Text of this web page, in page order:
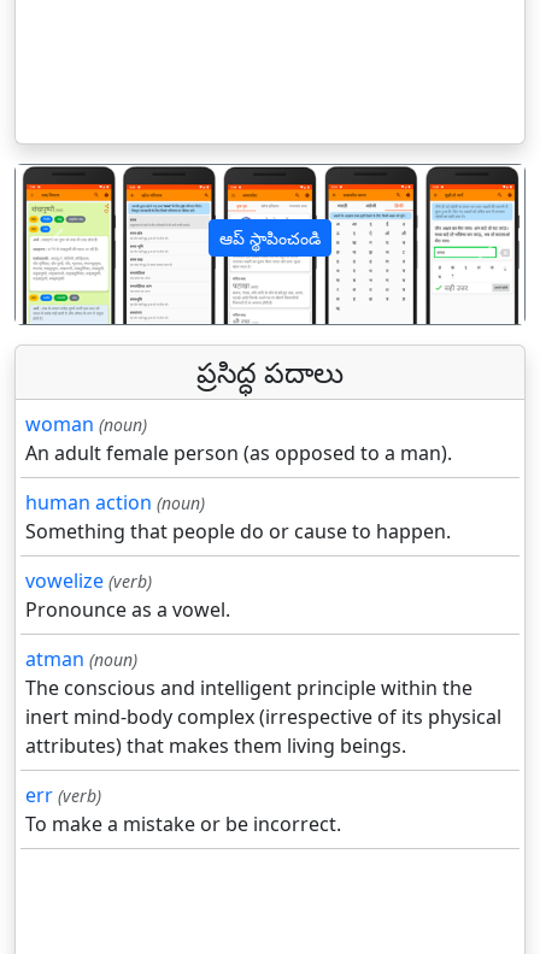
ఆప్ స్థాపించండి
पिछला
ప్రసిద్ధ పదాలు
woman (noun)
An adult female person (as opposed to a man).
human action (noun)
Something that people do or cause to happen.
vowelize (verb)
Pronounce as a vowel.
atman (noun)
The conscious and intelligent principle within the
inert mind-body complex (irrespective of its physical
attributes) that makes them living beings.
err (verb)
To make a mistake or be incorrect.